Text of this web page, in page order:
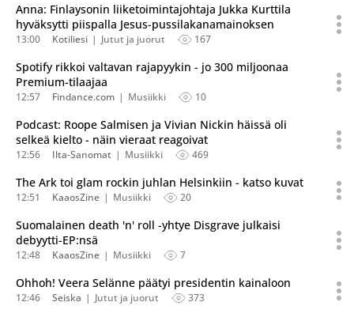
Anna: Finlaysonin liiketoimintajohtaja Jukka Kurttila
hyväksytti piispalla Jesus-pussilakanamainoksen
13:00 Kotiliesi Jutut ja juorut 167
Spotify rikkoi valtavan rajapyykin - jo 300 miljoonaa
Premium-tilaajaa
12:57 Findance.com Musiikki 10
Podcast: Roope Salmisen ja Vivian Nickin häissä oli
selkeä kielto - näin vieraat reagoivat
12:56 Ilta-Sanomat Musiikki 469
The Ark toi glam rockin juhlan Helsinkiin - katso kuvat
12:51 KaaosZine Musiikki 20
Suomalainen death 'n' roll -yhtye Disgrave julkaisi
debyytti-EP:nsä
12:48 KaaosZine Musiikki 7
Ohhoh! Veera Selänne päätyi presidentin kainaloon
12:46 Seiska Jutut ja juorut 373